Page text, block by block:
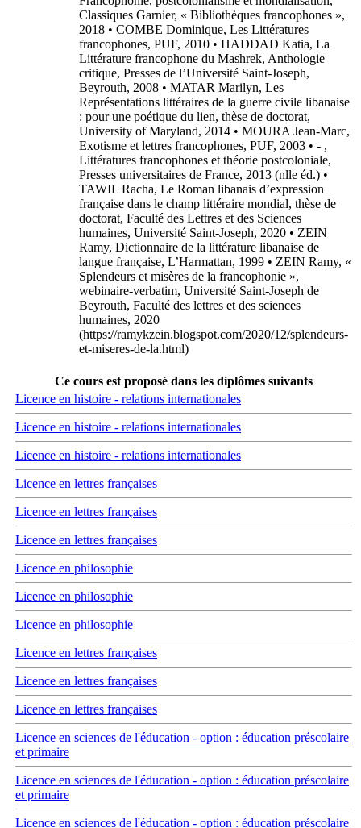
Classiques Garnier, « Bibliothèques francophones »,
2018 • COMBE Dominique, Les Littératures
francophones, PUF, 2010 • HADDAD Katia, La
Littérature francophone du Mashrek, Anthologie
critique, Presses de l’Université Saint-Joseph,
Beyrouth, 2008 • MATAR Marilyn, Les
Représentations littéraires de la guerre civile libanaise
: pour une poétique du lien, thèse de doctorat,
University of Maryland, 2014 • MOURA Jean-Marc,
Exotisme et lettres francophones, PUF, 2003 • - ,
Littératures francophones et théorie postcoloniale,
Presses universitaires de France, 2013 (nlle éd.) •
TAWIL Racha, Le Roman libanais d’expression
française dans le champ littéraire mondial, thèse de
doctorat, Faculté des Lettres et des Sciences
humaines, Université Saint-Joseph, 2020 • ZEIN
Ramy, Dictionnaire de la littérature libanaise de
langue française, L’Harmattan, 1999 • ZEIN Ramy, «
Splendeurs et misères de la francophonie »,
webinaire-verbatim, Université Saint-Joseph de
Beyrouth, Faculté des lettres et des sciences
humaines, 2020
(https://ramykzein.blogspot.com/2020/12/splendeurs-
et-miseres-de-la.html)
Ce cours est proposé dans les diplômes suivants
Licence en histoire - relations internationales
Licence en histoire - relations internationales
Licence en histoire - relations internationales
Licence en lettres françaises
Licence en lettres françaises
Licence en lettres françaises
Licence en philosophie
Licence en philosophie
Licence en philosophie
Licence en lettres françaises
Licence en lettres françaises
Licence en lettres françaises
Licence en sciences de l'éducation - option : éducation préscolaire
et primaire
Licence en sciences de l'éducation - option : éducation préscolaire
et primaire
Licence en sciences de l'éducation - option : éducation préscolaire